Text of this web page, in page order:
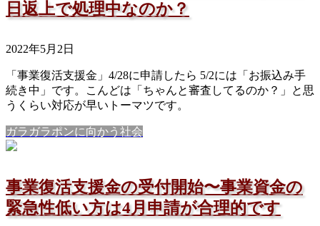
日返上で処理中なのか？
2022年5月2日
「事業復活支援金」4/28に申請したら 5/2には「お振込み手
続き中」です。こんどは「ちゃんと審査してるのか？」と思
うくらい対応が早いトーマツです。
ガラガラポンに向かう社会
事業復活支援金の受付開始〜事業資金の
緊急性低い方は4月申請が合理的です